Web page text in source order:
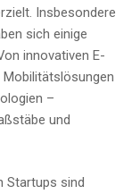
Insbesondere
sich einige
innovativen E-
–
und
Startups sind